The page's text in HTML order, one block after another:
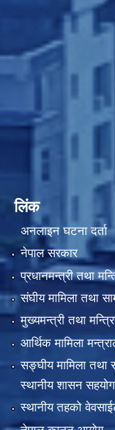
लिंक
अनलाइन घटना दर्ता
नेपाल सरकार
प्रधानमन्त्री तथा
संघीय मामिला तथा
मुख्यमन्त्री तथा
आर्थिक मामिला
सङ्घीय मामिला तथा
स्थानीय शासन
स्थानीय तहको